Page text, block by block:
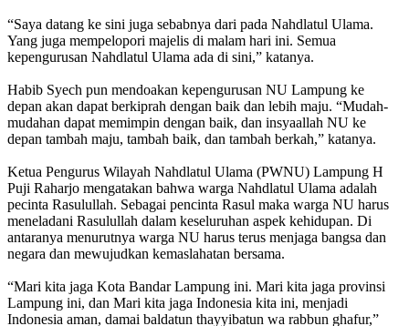
“Saya datang ke sini juga sebabnya dari pada Nahdlatul Ulama.
Yang juga mempelopori majelis di malam hari ini. Semua
kepengurusan Nahdlatul Ulama ada di sini,” katanya.
Habib Syech pun mendoakan kepengurusan NU Lampung ke
depan akan dapat berkiprah dengan baik dan lebih maju. “Mudah-
mudahan dapat memimpin dengan baik, dan insyaallah NU ke
depan tambah maju, tambah baik, dan tambah berkah,” katanya.
Ketua Pengurus Wilayah Nahdlatul Ulama (PWNU) Lampung H
Puji Raharjo mengatakan bahwa warga Nahdlatul Ulama adalah
pecinta Rasulullah. Sebagai pencinta Rasul maka warga NU harus
meneladani Rasulullah dalam keseluruhan aspek kehidupan. Di
antaranya menurutnya warga NU harus terus menjaga bangsa dan
negara dan mewujudkan kemaslahatan bersama.
“Mari kita jaga Kota Bandar Lampung ini. Mari kita jaga provinsi
Lampung ini, dan Mari kita jaga Indonesia kita ini, menjadi
Indonesia aman, damai baldatun thayyibatun wa rabbun ghafur,”